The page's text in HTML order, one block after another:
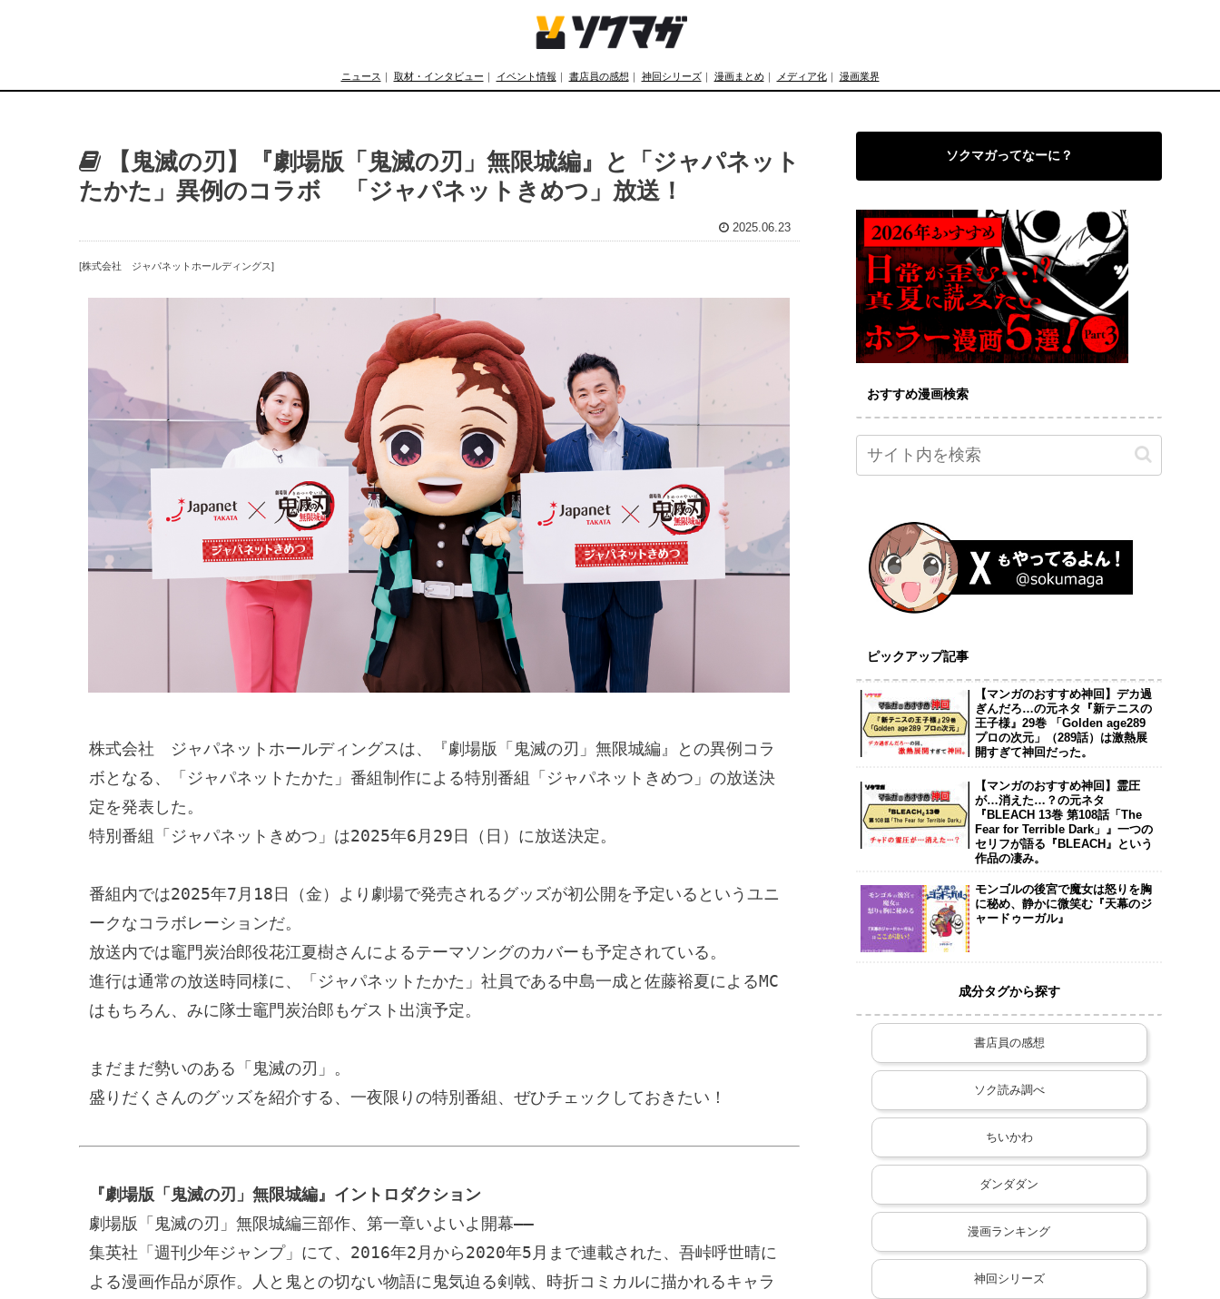
ニュース ｜ 取材・インタビュー ｜ イベント情報 ｜ 書店員の感想 ｜ 神回シリーズ｜ 漫画まとめ｜ メディア化｜ 漫画業界
【鬼滅の刃】『劇場版「鬼滅の刃」無限城編』と「ジャパネット
たかた」異例のコラボ 「ジャパネットきめつ」放送！
2025.06.23
[株式会社 ジャパネットホールディングス]
株式会社　ジャパネットホールディングスは、『劇場版「鬼滅の刃」無限城編』との異例コラ
ボとなる、「ジャパネットたかた」番組制作による特別番組「ジャパネットきめつ」の放送決
定を発表した。
特別番組「ジャパネットきめつ」は2025年6月29日（日）に放送決定。
番組内では2025年7月18日（金）より劇場で発売されるグッズが初公開を予定いるというユニ
ークなコラボレーションだ。
放送内では竈門炭治郎役花江夏樹さんによるテーマソングのカバーも予定されている。
進行は通常の放送時同様に、「ジャパネットたかた」社員である中島一成と佐藤裕夏によるMC
はもちろん、みに隊士竈門炭治郎もゲスト出演予定。
まだまだ勢いのある「鬼滅の刃」。
盛りだくさんのグッズを紹介する、一夜限りの特別番組、ぜひチェックしておきたい！
『劇場版「鬼滅の刃」無限城編』イントロダクション
劇場版「鬼滅の刃」無限城編三部作、第一章いよいよ開幕――
集英社「週刊少年ジャンプ」にて、2016年2月から2020年5月まで連載された、吾峠呼世晴に
よる漫画作品が原作。人と鬼との切ない物語に鬼気迫る剣戟、時折コミカルに描かれるキャラ
ソクマガってなーに？
おすすめ漫画検索
ピックアップ記事
【マンガのおすすめ神回】デカ過
ぎんだろ…の元ネタ『新テニスの
王子様』29巻 「Golden age289
プロの次元」（289話）は激熱展
開すぎて神回だった。
【マンガのおすすめ神回】霊圧
が…消えた…？の元ネタ
『BLEACH 13巻 第108話「The
Fear for Terrible Dark」』一つの
セリフが語る『BLEACH』という
作品の凄み。
モンゴルの後宮で魔女は怒りを胸
に秘め、静かに微笑む『天幕のジ
ャードゥーガル』
成分タグから探す
書店員の感想
ソク読み調べ
ちいかわ
ダンダダン
漫画ランキング
神回シリーズ